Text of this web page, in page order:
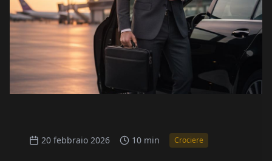
20 febbraio 2026 10 min Crociere